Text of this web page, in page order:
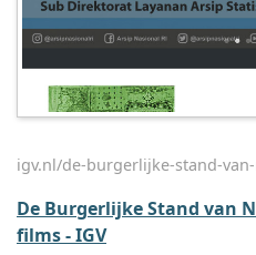
igv.nl/de-burgerlijke-stand-
De Burgerlijke Stand van
films - IGV